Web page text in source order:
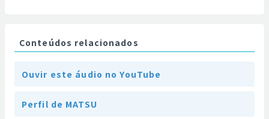
Conteúdos relacionados
Ouvir este áudio no YouTube
Perfil de MATSU